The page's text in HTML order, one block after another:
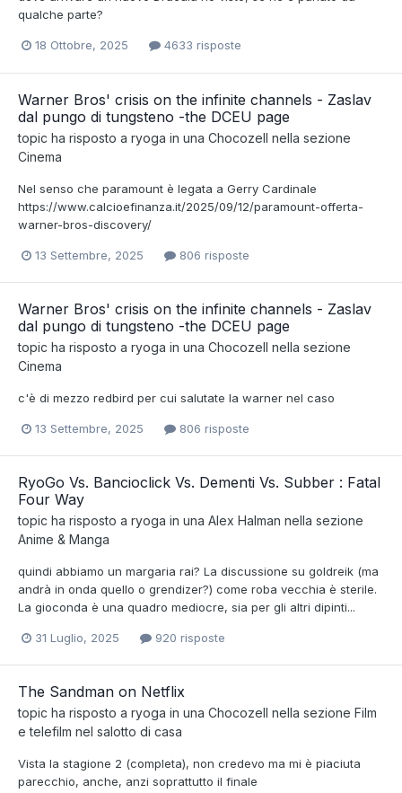
qualche parte?
18 Ottobre, 2025 4633 risposte
Warner Bros' crisis on the infinite channels - Zaslav
dal pungo di tungsteno -the DCEU page
topic ha risposto a ryoga in una Chocozell nella sezione
Cinema
Nel senso che paramount è legata a Gerry Cardinale
https://www.calcioefinanza.it/2025/09/12/paramount-offerta-
warner-bros-discovery/
13 Settembre, 2025 806 risposte
Warner Bros' crisis on the infinite channels - Zaslav
dal pungo di tungsteno -the DCEU page
topic ha risposto a ryoga in una Chocozell nella sezione
Cinema
c'è di mezzo redbird per cui salutate la warner nel caso
13 Settembre, 2025 806 risposte
RyoGo Vs. Bancioclick Vs. Dementi Vs. Subber : Fatal
Four Way
topic ha risposto a ryoga in una Alex Halman nella sezione
Anime & Manga
quindi abbiamo un margaria rai? La discussione su goldreik (ma
andrà in onda quello o grendizer?) come roba vecchia è sterile.
La gioconda è una quadro mediocre, sia per gli altri dipinti...
31 Luglio, 2025 920 risposte
The Sandman on Netflix
topic ha risposto a ryoga in una Chocozell nella sezione Film
e telefilm nel salotto di casa
Vista la stagione 2 (completa), non credevo ma mi è piaciuta
parecchio, anche, anzi soprattutto il finale